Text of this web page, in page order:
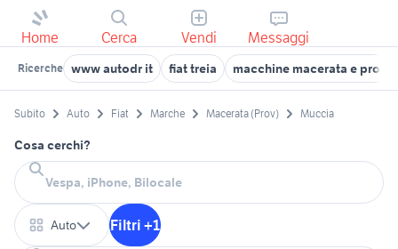
Home Cerca Vendi Messaggi
Ricerche www autodr it fiat treia macchine macerata e
Subito Auto Fiat Marche Macerata (Prov) Muccia
Cosa cerchi?
Auto Filtri +1